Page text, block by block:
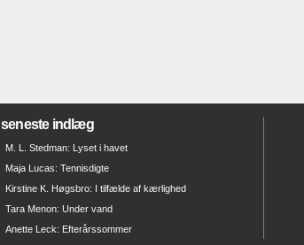
seneste indlæg
M. L. Stedman: Lyset i havet
Maja Lucas: Tennisdigte
Kirstine K. Høgsbro: I tilfælde af kærlighed
Tara Menon: Under vand
Anette Leck: Efterårssommer